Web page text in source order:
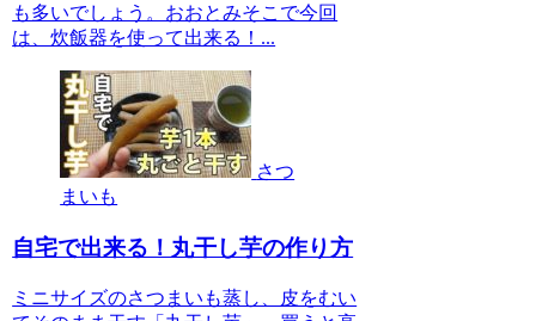
も多いでしょう。おおとみそこで今回
は、炊飯器を使って出来る！...
さつ
まいも
自宅で出来る！丸干し芋の作り方
ミニサイズのさつまいも蒸し、皮をむい